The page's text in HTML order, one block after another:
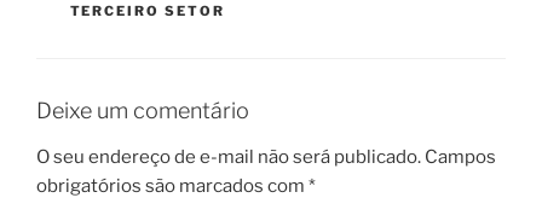
TERCEIRO SETOR
Deixe um comentário
O seu endereço de e-mail não será publicado. Campos
obrigatórios são marcados com *